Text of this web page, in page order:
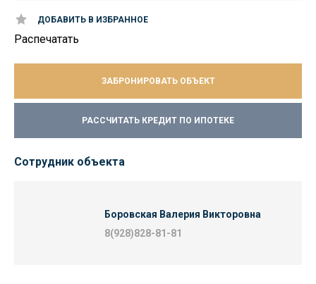
ДОБАВИТЬ В ИЗБРАННОЕ
Распечатать
ЗАБРОНИРОВАТЬ ОБЪЕКТ
РАССЧИТАТЬ КРЕДИТ ПО ИПОТЕКЕ
Сотрудник объекта
Боровская Валерия Викторовна
8(928)828-81-81